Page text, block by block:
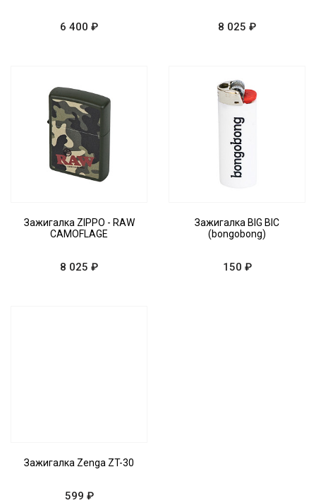
6 400 ₽ 8 025 ₽
Зажигалка ZIPPO - RAW
CAMOFLAGE
8 025 ₽
Зажигалка BIG BIC
(bongobong)
150 ₽
Зажигалка Zenga ZT-30
599 ₽